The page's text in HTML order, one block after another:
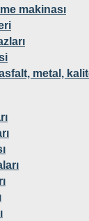
makinası
metal,